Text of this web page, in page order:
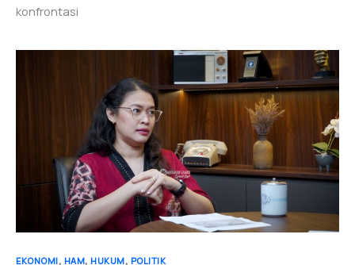
konfrontasi
EKONOMI, HAM, HUKUM, POLITIK